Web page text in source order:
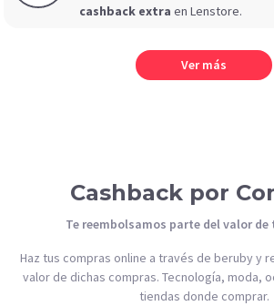
cashback extra en Lenstore.
Ver más
Cashback por
Te reembolsamos parte del valor de
Haz tus compras online a través de beruby y
valor de dichas compras. Tecnología, moda,
tiendas donde comprar.